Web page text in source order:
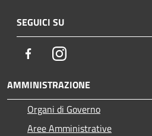
SEGUICI SU
FacebookInstagram
AMMINISTRAZIONE
Organi di Governo
Aree Amministrative